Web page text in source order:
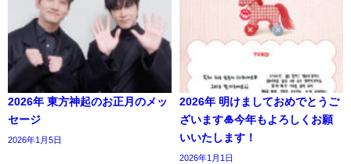
2026年 東方神起のお正月のメッ
セージ
2026年1月5日
2026年 明けましておめでとうご
ざいます🎍今年もよろしくお願
いいたします！
2026年1月1日